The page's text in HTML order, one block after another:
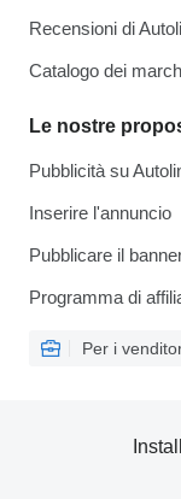
Recensioni di
Catalogo dei
Le nostre
Pubblicità su
Inserire l'annuncio
Pubblicare il
Programma di
Per i